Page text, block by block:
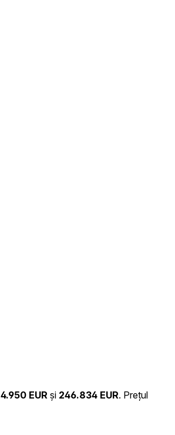
4.950 EUR și 246.834 EUR. Prețul